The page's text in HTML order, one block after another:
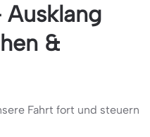
&
Fahrt fort und steuern